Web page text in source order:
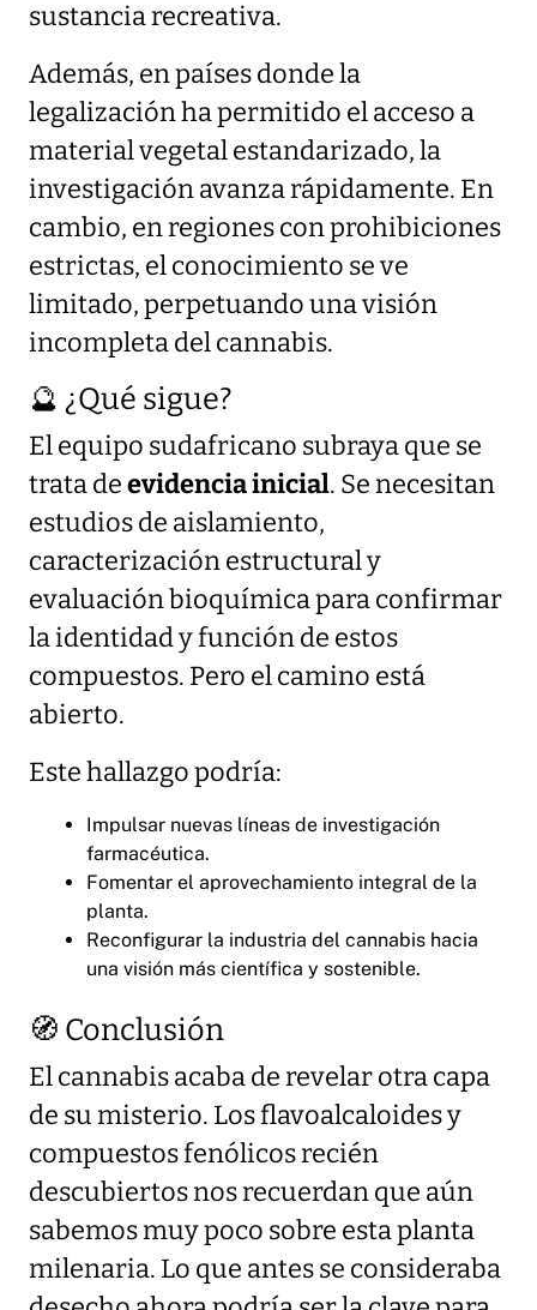
sustancia recreativa.
Además, en países donde la
legalización ha permitido el acceso a
material vegetal estandarizado, la
investigación avanza rápidamente. En
cambio, en regiones con prohibiciones
estrictas, el conocimiento se ve
limitado, perpetuando una visión
incompleta del cannabis.
🔮 ¿Qué sigue?
El equipo sudafricano subraya que se
trata deevidencia inicial. Se necesitan
estudios de aislamiento,
caracterización estructural y
evaluación bioquímica para confirmar
la identidad y función de estos
compuestos. Pero el camino está
abierto.
Este hallazgo podría:
Impulsar nuevas líneas de investigación
farmacéutica.
Fomentar el aprovechamiento integral de la
planta.
Reconfigurar la industria del cannabis hacia
una visión más científica y sostenible.
🧭 Conclusión
El cannabis acaba de revelar otra capa
de su misterio. Los flavoalcaloides y
compuestos fenólicos recién
descubiertos nos recuerdan que aún
sabemos muy poco sobre esta planta
milenaria. Lo que antes se consideraba